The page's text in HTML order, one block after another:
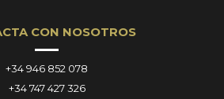
CON NOSOTROS
+34 946 852 078
+34 747 427 326